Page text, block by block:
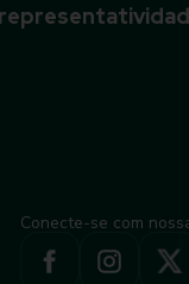
Conecte-se com